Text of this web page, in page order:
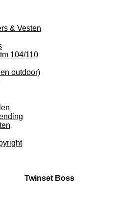
& Vesten
104/110
outdoor)
Twinset Boss